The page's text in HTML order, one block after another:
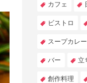
カフェ
ビストロ
スープカレー
バー 立
創作料理